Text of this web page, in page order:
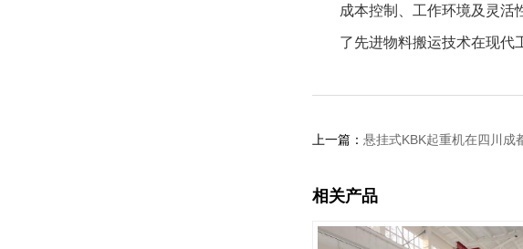
成本控制、工作环境及灵活
了先进物料搬运技术在现代
上一篇： 悬挂式KBK起重机在四川成
相关产品